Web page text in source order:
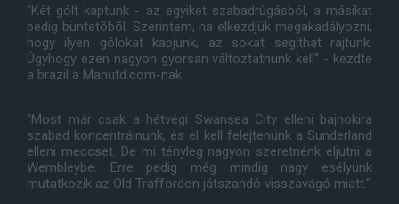
"Két gólt kaptunk - az egyiket szabadrúgásból, a másikat
pedig büntetõbõl. Szerintem, ha elkezdjük megakadályozni,
hogy ilyen gólokat kapjunk, az sokat segíthat rajtunk.
Úgyhogy ezen nagyon gyorsan változtatnunk kell" - kezdte
a brazil a Manutd.com-nak.
"Most már csak a hétvégi Swansea City elleni bajnokira
szabad koncentrálnunk, és el kell felejtenünk a Sunderland
elleni meccset. De mi tényleg nagyon szeretnénk eljutni a
Wembleybe. Erre pedig még mindig nagy esélyünk
mutatkozik az Old Traffordon játszandó visszavágó miatt."